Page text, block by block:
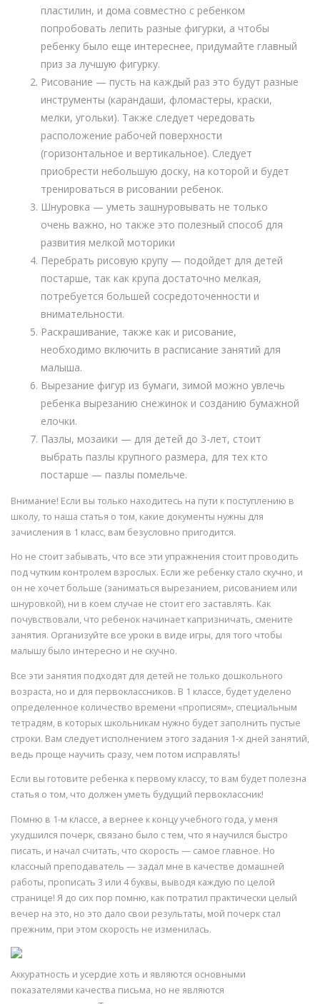
пластилин, и дома совместно с ребенком
попробовать лепить разные фигурки, а чтобы
ребенку было еще интереснее, придумайте главный
приз за лучшую фигурку.
Рисование — пусть на каждый раз это будут разные
инструменты (карандаши, фломастеры, краски,
мелки, угольки). Также следует чередовать
расположение рабочей поверхности
(горизонтальное и вертикальное). Следует
приобрести небольшую доску, на которой и будет
тренироваться в рисовании ребенок.
Шнуровка — уметь зашнуровывать не только
очень важно, но также это полезный способ для
развития мелкой моторики
Перебрать рисовую крупу — подойдет для детей
постарше, так как крупа достаточно мелкая,
потребуется большей сосредоточенности и
внимательности.
Раскрашивание, также как и рисование,
необходимо включить в расписание занятий для
малыша.
Вырезание фигур из бумаги, зимой можно увлечь
ребенка вырезанию снежинок и созданию бумажной
елочки.
Пазлы, мозаики — для детей до 3-лет, стоит
выбрать пазлы крупного размера, для тех кто
постарше — пазлы помельче.
Внимание! Если вы только находитесь на пути к поступлению в
школу, то наша статья о том, какие документы нужны для
зачисления в 1 класс, вам безусловно пригодится.
Но не стоит забывать, что все эти упражнения стоит проводить
под чутким контролем взрослых. Если же ребенку стало скучно, и
он не хочет больше (заниматься вырезанием, рисованием или
шнуровкой), ни в коем случае не стоит его заставлять. Как
почувствовали, что ребенок начинает капризничать, смените
занятия. Организуйте все уроки в виде игры, для того чтобы
малышу было интересно и не скучно.
Все эти занятия подходят для детей не только дошкольного
возраста, но и для первоклассников. В 1 классе, будет уделено
определенное количество времени «прописям», специальным
тетрадям, в которых школьникам нужно будет заполнить пустые
строки. Вам следует исполнением этого задания 1-х дней занятий,
ведь проще научить сразу, чем потом исправлять!
Если вы готовите ребенка к первому классу, то вам будет полезна
статья о том, что должен уметь будущий первоклассник!
Помню в 1-м классе, а вернее к концу учебного года, у меня
ухудшился почерк, связано было с тем, что я научился быстро
писать, и начал считать, что скорость — самое главное. Но
классный преподаватель — задал мне в качестве домашней
работы, прописать 3 или 4 буквы, выводя каждую по целой
странице! Я до сих пор помню, как потратил практически целый
вечер на это, но это дало свои результаты, мой почерк стал
прежним, при этом скорость не изменилась.
Аккуратность и усердие хоть и являются основными
показателями качества письма, но не являются